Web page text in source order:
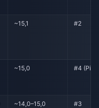
~15,1 #2
~15,0 #4 (Pior)
~14,0–15,0 #3